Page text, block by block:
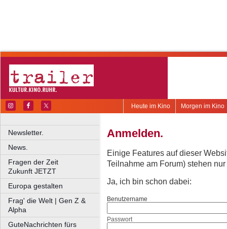
Morgen im Kino
Heute im Kino
Newsletter.
News.
Fragen der Zeit
Zukunft JETZT
Europa gestalten
Frag' die Welt | Gen Z &
Alpha
GuteNachrichten fürs
Anmelden.
Einige Features auf dieser
Teilnahme am Forum) stehen
Ja, ich bin schon dabei:
Benutzername
Passwort